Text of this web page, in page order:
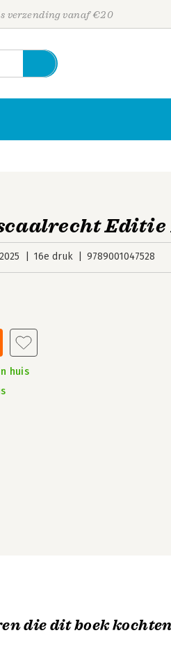
verzending vanaf €20
Editie
2025 16e druk 9789001047528
huis
die dit boek
Personen